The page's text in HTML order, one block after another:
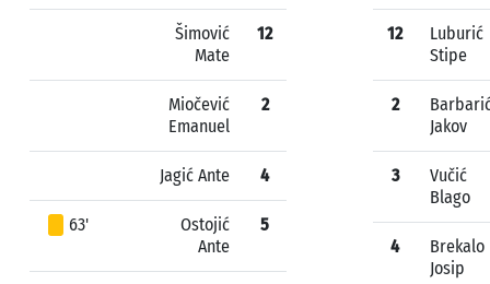
Šimović
Mate
12
Miočević
Emanuel
2
Jagić Ante 4
63'
Ostojić
Ante
5
12
Luburić
Stipe
2
Jakov
3
Vučić
Blago
4
Brekalo
Josip